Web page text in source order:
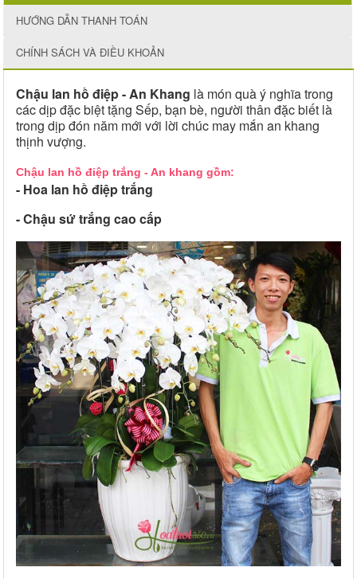
HƯỚNG DẪN THANH TOÁN
CHÍNH SÁCH VÀ ĐIỀU KHOẢN
Chậu lan hồ điệp - An Khang là món quà ý nghĩa trong
các dịp đặc biệt tặng Sếp, bạn bè, người thân đặc biết là
trong dịp đón năm mới với lời chúc may mắn an khang
thịnh vượng.
Chậu lan hồ điệp trắng - An khang gồm:
- Hoa lan hồ điệp trắng
- Chậu sứ trắng cao cấp